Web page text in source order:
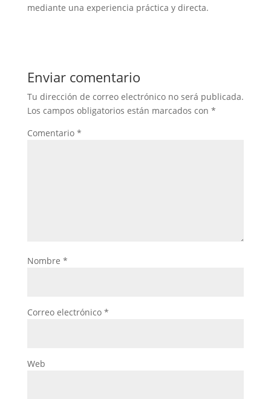
mediante una experiencia práctica y directa.
Enviar comentario
Tu dirección de correo electrónico no será publicada.
Los campos obligatorios están marcados con *
Comentario *
Nombre *
Correo electrónico *
Web